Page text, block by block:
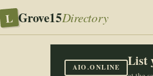
L Grove15Directory
AIO.ONLINE List